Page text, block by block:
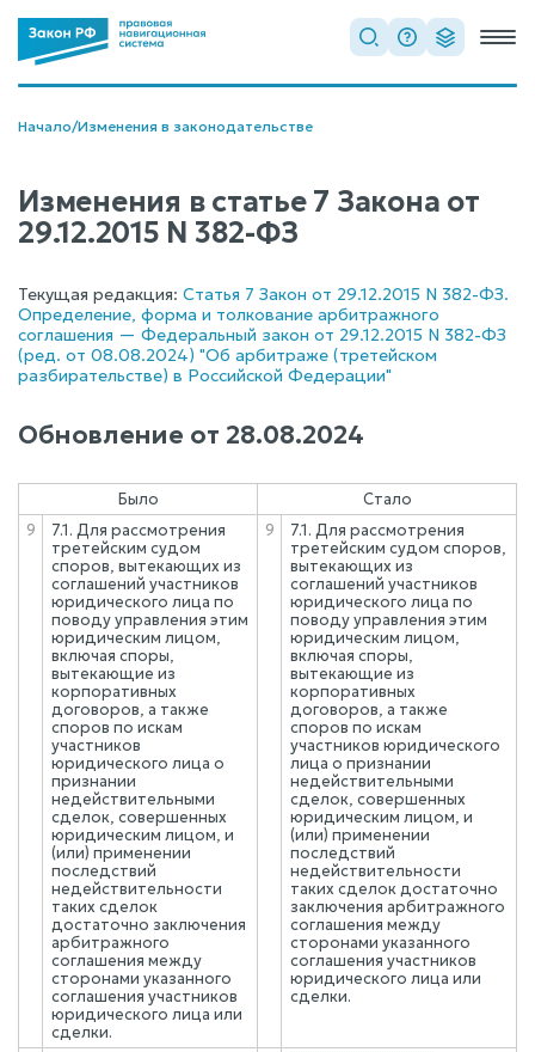
Начало/Изменения в законодательстве
Изменения в статье 7 Закона от
29.12.2015 N 382-ФЗ
Текущая редакция: Статья 7 Закон от 29.12.2015 N 382-ФЗ.
Определение, форма и толкование арбитражного
соглашения — Федеральный закон от 29.12.2015 N 382-ФЗ
(ред. от 08.08.2024) "Об арбитраже (третейском
разбирательстве) в Российской Федерации"
Обновление от 28.08.2024
Было
Стало
9
7.1. Для рассмотрения
третейским судом
споров, вытекающих из
соглашений участников
юридического лица по
поводу управления этим
юридическим лицом,
включая споры,
вытекающие из
корпоративных
договоров, а также
споров по искам
участников
юридического лица о
признании
недействительными
сделок, совершенных
юридическим лицом, и
(или) применении
последствий
недействительности
таких сделок
достаточно заключения
арбитражного
соглашения между
сторонами указанного
соглашения участников
юридического лица или
сделки.
9
7.1. Для рассмотрения
третейским судом споров,
вытекающих из
соглашений участников
юридического лица по
поводу управления этим
юридическим лицом,
включая споры,
вытекающие из
корпоративных
договоров, а также
споров по искам
участников юридического
лица о признании
недействительными
сделок, совершенных
юридическим лицом, и
(или) применении
последствий
недействительности
таких сделок достаточно
заключения арбитражного
соглашения между
сторонами указанного
соглашения участников
юридического лица или
сделки.